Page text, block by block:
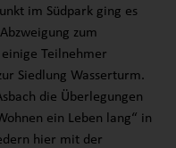
im Südpark ging es
zum
Teilnehmer
Siedlung Wasserturm.
die Überlegungen
ein Leben lang“ in
hier mit der